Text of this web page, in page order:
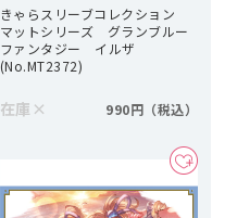
きゃらスリーブコレクション
マットシリーズ グランブルー
ファンタジー イルザ
(No.MT2372)
在庫 × 990円